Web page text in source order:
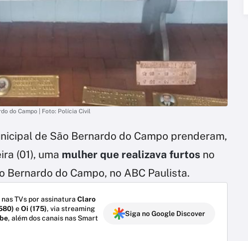
do Campo | Foto: Polícia Civil
de São Bernardo do Campo prenderam,
(01), uma mulher que realizava furtos no
Bernardo do Campo, no ABC Paulista.
TVs por assinatura Claro
eOi (175), via streaming
, além dos canais nas Smart
Siga no Google Discover